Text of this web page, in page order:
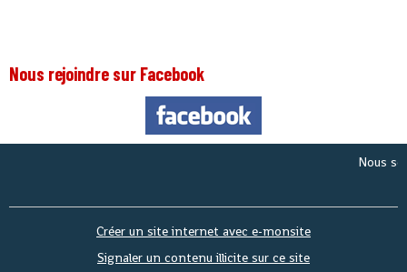
Nous rejoindre sur Facebook
Nous
Créer un site internet avec e-monsite
Signaler un contenu illicite sur ce site